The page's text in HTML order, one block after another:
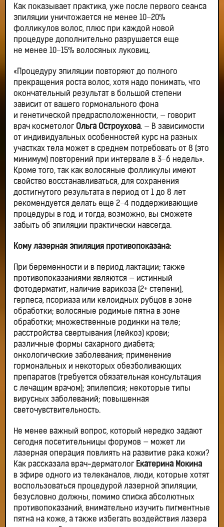
Как показывает практика, уже после первого сеанса
эпиляции уничтожается не менее 10−20%
фолликулов волос, плюс при каждой новой
процедуре дополнительно разрушается еще
не менее 10−15% волосяных луковиц.
«Процедуру эпиляции повторяют до полного
прекращения роста волос, хотя надо понимать, что
окончательный результат в большой степени
зависит от вашего гормонального фона
и генетической предрасположенности, — говорит
врач косметолог Ольга Остроухова. — В зависимости
от индивидуальных особенностей курс на разных
участках тела может в среднем потребовать от 8 (это
минимум) повторений при интервале в 3−6 недель».
Кроме того, так как волосяные фолликулы имеют
свойство восстанавливаться, для сохранения
достигнутого результата в период от 1 до 8 лет
рекомендуется делать еще 2−4 поддерживающие
процедуры в год, и тогда, возможно, вы сможете
забыть об эпиляции практически навсегда.
Кому лазерная эпиляция противопоказана:
При беременности и в период лактации; также
противопоказаниями являются — истинный
фотодерматит, наличие варикоза (2+ степени),
герпеса, псориаза или келоидных рубцов в зоне
обработки; волосяные родимые пятна в зоне
обработки; множественные родинки на теле;
расстройства свертывания (лейкоз) крови;
различные формы сахарного диабета;
онкологические заболевания; применение
гормональных и некоторых обезболивающих
препаратов (требуется обязательная консультация
с лечащим врачом); эпилепсия; некоторые типы
вирусных заболеваний; повышенная
светочувствительность.
Не менее важный вопрос, который нередко задают
сегодня посетительницы форумов — может ли
лазерная операция повлиять на развитие рака кожи?
Как рассказала врач-дерматолог Екатерина Мокина
в эфире одного из телеканалов, люди, которые хотят
воспользоваться процедурой лазерной эпиляции,
безусловно должны, помимо списка абсолютных
противопоказаний, внимательно изучить пигментные
пятна на коже, а также избегать воздействия лазера